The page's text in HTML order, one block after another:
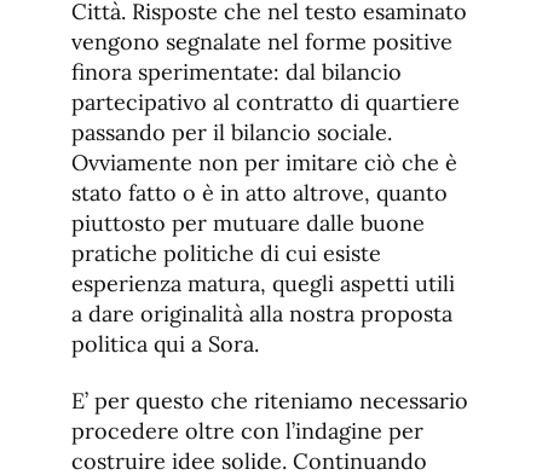
Città. Risposte che nel testo esaminato
vengono segnalate nel forme positive
finora sperimentate: dal bilancio
partecipativo al contratto di quartiere
passando per il bilancio sociale.
Ovviamente non per imitare ciò che è
stato fatto o è in atto altrove, quanto
piuttosto per mutuare dalle buone
pratiche politiche di cui esiste
esperienza matura, quegli aspetti utili
a dare originalità alla nostra proposta
politica qui a Sora.
E’ per questo che riteniamo necessario
procedere oltre con l’indagine per
costruire idee solide. Continuando